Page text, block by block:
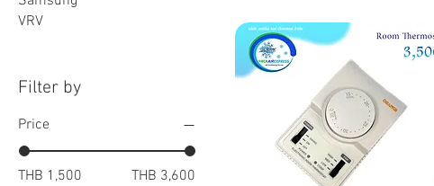
VRV
Filter by
Price
THB 1,500 THB 3,600